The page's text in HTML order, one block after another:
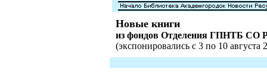
Новые книги
из фондов Отделения ГПНТБ СО
(экспонировались с 3 по 10 августа